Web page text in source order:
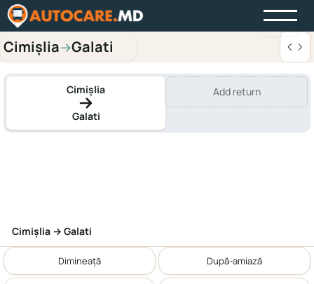
Cimișlia→Galati
Cimișlia
Galati
Add return
Cimișlia → Galati
Dimineață După-amiază